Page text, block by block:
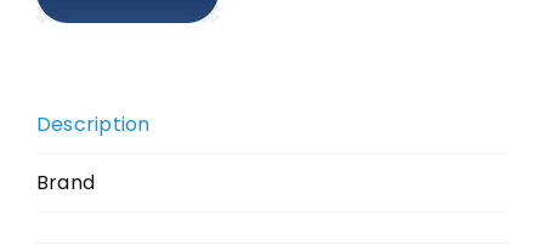
Description
Brand